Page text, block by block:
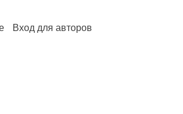
Вход для авторов